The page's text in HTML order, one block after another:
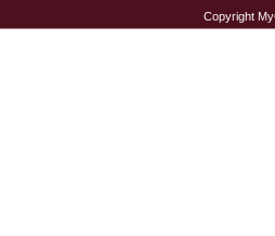
Copyright